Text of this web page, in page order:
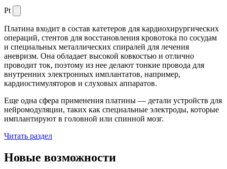
Pt
Платина входит в состав катетеров для кардиохирургических
операций, стентов для восстановления кровотока по сосудам
и специальных металлических спиралей для лечения
аневризм. Она обладает высокой ковкостью и отлично
проводит ток, поэтому из нее делают тонкие провода для
внутренних электронных имплантатов, например,
кардиостимуляторов и слуховых аппаратов.
Еще одна сфера применения платины — детали устройств для
нейромодуляции, таких как специальные электроды, которые
имплантируют в головной или спинной мозг.
Читать раздел
Новые возможности